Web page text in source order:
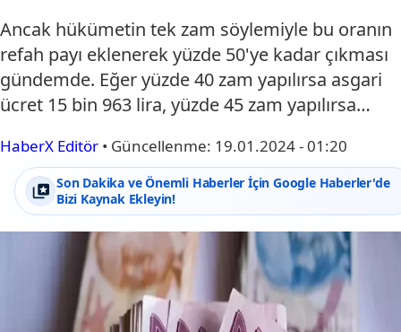
Ancak hükümetin tek zam söylemiyle bu oranın
refah payı eklenerek yüzde 50'ye kadar çıkması
gündemde. Eğer yüzde 40 zam yapılırsa asgari
ücret 15 bin 963 lira, yüzde 45 zam yapılırsa…
HaberX Editör • Güncellenme: 19.01.2024 - 01:20
Son Dakika ve Önemli Haberler İçin Google Haberler'de
Bizi Kaynak Ekleyin!